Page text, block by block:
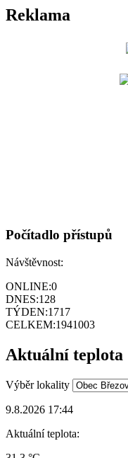
Reklama
Počítadlo přístupů
Návštěvnost:
ONLINE:0
DNES:128
TÝDEN:1717
CELKEM:1941003
Aktuální teplota
Výběr lokality
9.8.2026 17:44
Aktuální teplota: